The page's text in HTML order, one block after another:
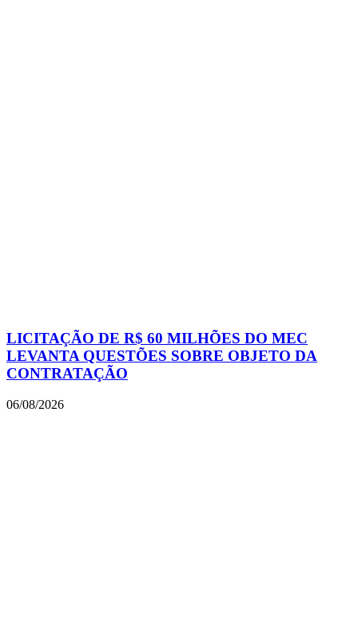
LICITAÇÃO DE R$ 60 MILHÕES DO MEC
LEVANTA QUESTÕES SOBRE OBJETO DA
CONTRATAÇÃO
06/08/2026